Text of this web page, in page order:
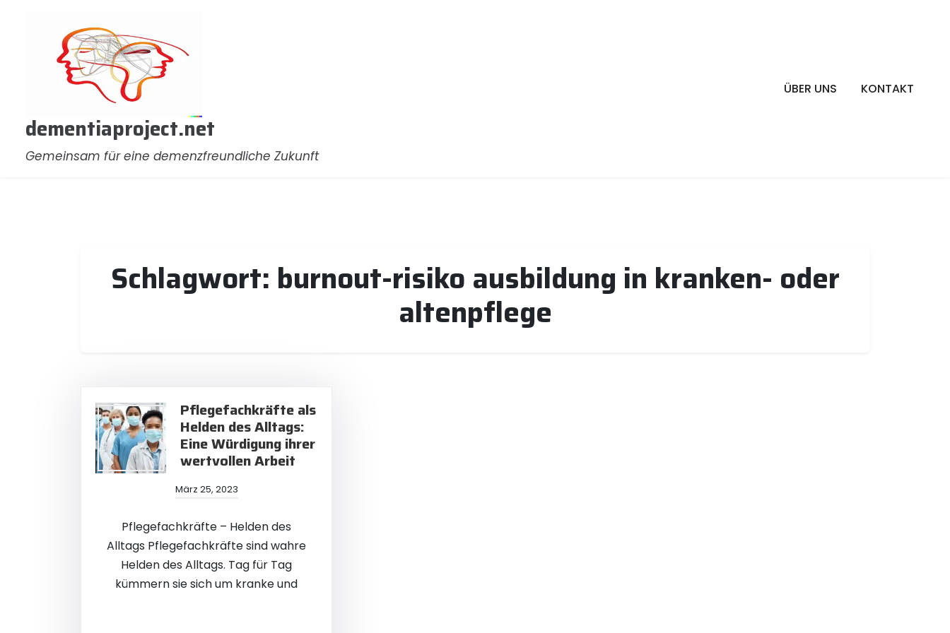
dementiaproject.net
Gemeinsam für eine demenzfreundliche Zukunft
ÜBER UNS KONTAKT
Schlagwort: burnout-risiko ausbildung in kranken- oder
altenpflege
Pflegefachkräfte als
Helden des Alltags:
Eine Würdigung ihrer
wertvollen Arbeit
März 25, 2023
Pflegefachkräfte – Helden des
Alltags Pflegefachkräfte sind wahre
Helden des Alltags. Tag für Tag
kümmern sie sich um kranke und